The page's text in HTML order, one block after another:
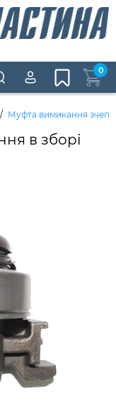
0
Муфта вимикання
в зборі